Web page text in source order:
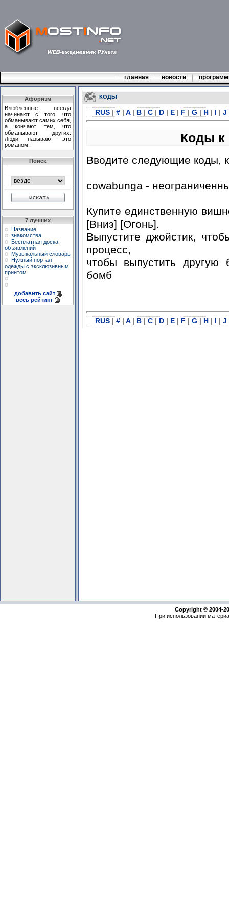
главная новости
Афоризм
Влюблённые всегда
начинают с того, что
обманывают самих себя,
а кончают тем, что
обманывают других.
Люди называют это
романом.
Поиск
7 лучших
Название
знакомства
Бесплатная доска
объявлений
Музыкальный словарь
Нужный портал
одежды с эксклюзивным
принтом
добавить сайт
весь рейтинг
КОДЫ
RUS | # | A | B | C | D | E | F | G | H | I | J
Коды к
Вводите следующие коды,
cowabunga -
Купите единственную
[Вниз] [Огонь].
Выпустите джойстик,
процесс,
чтобы выпустить
бомб
RUS | # | A | B | C | D | E | F | G | H | I | J
Copyright © 2004-
При использовании